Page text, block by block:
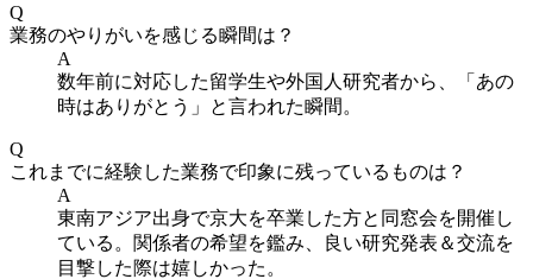
Q
業務のやりがいを感じる瞬間は？
A
数年前に対応した留学生や外国人研究者から、「あの
時はありがとう」と言われた瞬間。
Q
これまでに経験した業務で印象に残っているものは？
A
東南アジア出身で京大を卒業した方と同窓会を開催し
ている。関係者の希望を鑑み、良い研究発表＆交流を
目撃した際は嬉しかった。